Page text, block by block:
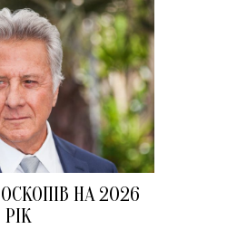
НА 2026
РІК